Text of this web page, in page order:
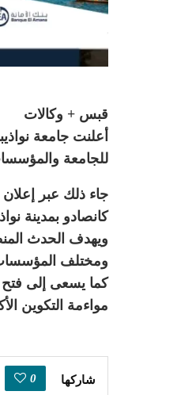
قبس + وكالات
للجامعة
كانصادو بمدينة
ويهدف الحدث
ومختلف المؤسسات
كما يسعى إلى فتح
مواءمة التكوين
شاركها 0